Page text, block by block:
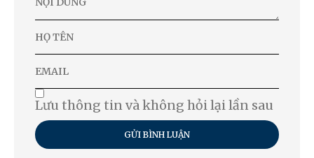
Lưu thông tin và không hỏi lại lần sau
GỬI BÌNH LUẬN